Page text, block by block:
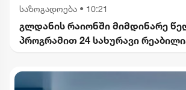
საზოგადოება • 10:21
გლდანის რაიონში მიმდინარე
პროგრამით 24 სახურავი